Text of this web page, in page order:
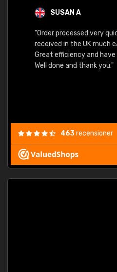
SUSAN A
"Order processed very
received in the UK much
Great efficiency and have
Well done and thank you."
463recensioner